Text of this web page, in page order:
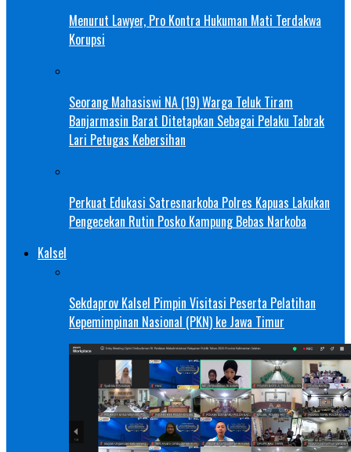
Menurut Lawyer, Pro Kontra Hukuman Mati Terdakwa
Korupsi
Seorang Mahasiswi NA (19) Warga Teluk Tiram
Banjarmasin Barat Ditetapkan Sebagai Pelaku Tabrak
Lari Petugas Kebersihan
Perkuat Edukasi Satresnarkoba Polres Kapuas Lakukan
Pengecekan Rutin Posko Kampung Bebas Narkoba
Kalsel
Sekdaprov Kalsel Pimpin Visitasi Peserta Pelatihan
Kepemimpinan Nasional (PKN) ke Jawa Timur